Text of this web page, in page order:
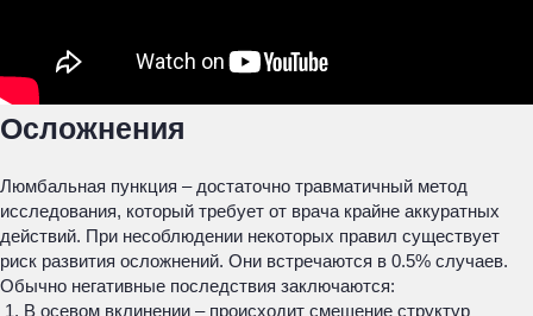
Осложнения
Люмбальная пункция – достаточно травматичный метод
исследования, который требует от врача крайне аккуратных
действий. При несоблюдении некоторых правил существует
риск развития осложнений. Они встречаются в 0.5% случаев.
Обычно негативные последствия заключаются:
В осевом вклинении – происходит смещение структур